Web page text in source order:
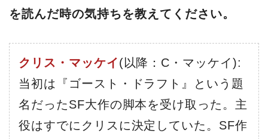
を読んだ時の気持ちを教えてください。
クリス・マッケイ(以降：C・マッケイ):
当初は『ゴースト・ドラフト』という題
名だったSF大作の脚本を受け取った。主
役はすでにクリスに決定していた。SF作